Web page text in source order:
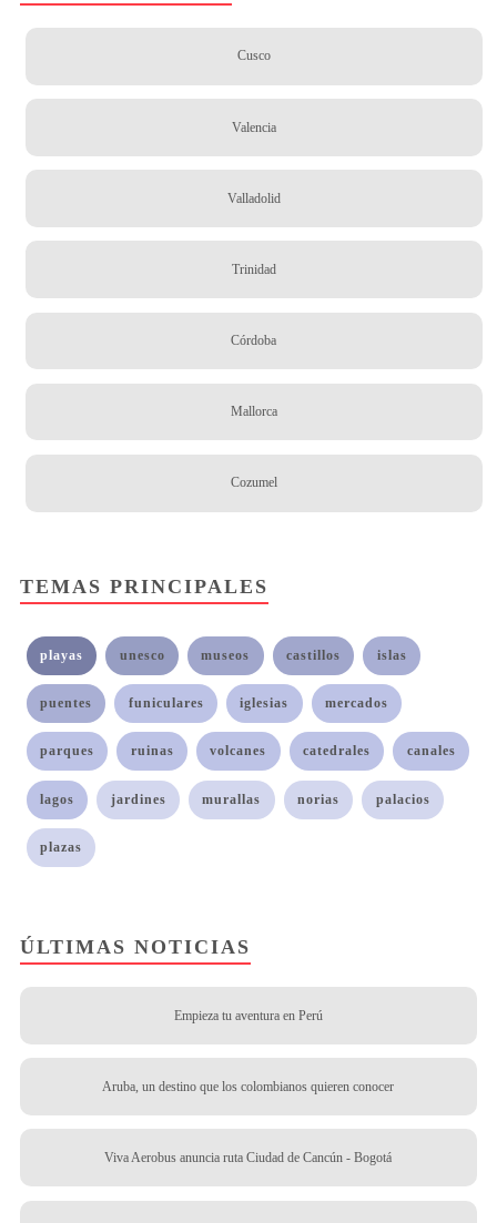
Cusco
Valencia
Valladolid
Trinidad
Córdoba
Mallorca
Cozumel
TEMAS PRINCIPALES
playas unesco museos castillos islas
puentes funiculares iglesias mercados
parques ruinas volcanes catedrales canales
lagos jardines murallas norias palacios
plazas
ÚLTIMAS NOTICIAS
Empieza tu aventura en Perú
Aruba, un destino que los colombianos quieren conocer
Viva Aerobus anuncia ruta Ciudad de Cancún - Bogotá